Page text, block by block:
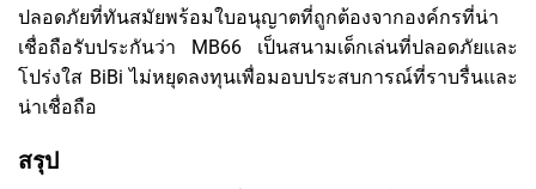
ปลอดภัยที่ทันสมัยพร้อมใบอนุญาตที่ถูกต้องจากองค์กรที่น่า
เชื่อถือรับประกันว่า MB66 เป็นสนามเด็กเล่นที่ปลอดภัยและ
โปร่งใส BiBi ไม่หยุดลงทุนเพื่อมอบประสบการณ์ที่ราบรื่นและ
น่าเชื่อถือ
สรุป